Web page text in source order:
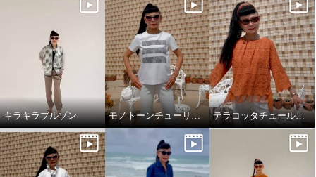
キラキラブルゾン モノトーンチューリップ柄のTシャツ テラコッタチュールレースプルオーバー。